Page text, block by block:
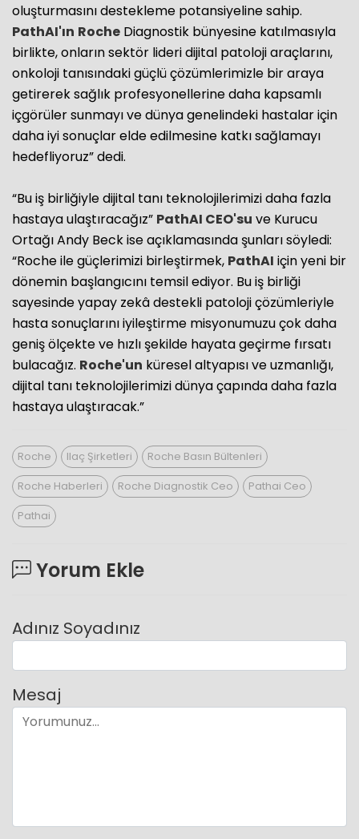
oluşturmasını destekleme potansiyeline sahip.
PathAI'ın Roche Diagnostik bünyesine katılmasıyla
birlikte, onların sektör lideri dijital patoloji araçlarını,
onkoloji tanısındaki güçlü çözümlerimizle bir araya
getirerek sağlık profesyonellerine daha kapsamlı
içgörüler sunmayı ve dünya genelindeki hastalar için
daha iyi sonuçlar elde edilmesine katkı sağlamayı
hedefliyoruz” dedi.
“Bu iş birliğiyle dijital tanı teknolojilerimizi daha fazla
hastaya ulaştıracağız” PathAI CEO'su ve Kurucu
Ortağı Andy Beck ise açıklamasında şunları söyledi:
“Roche ile güçlerimizi birleştirmek, PathAI için yeni bir
dönemin başlangıcını temsil ediyor. Bu iş birliği
sayesinde yapay zekâ destekli patoloji çözümleriyle
hasta sonuçlarını iyileştirme misyonumuzu çok daha
geniş ölçekte ve hızlı şekilde hayata geçirme fırsatı
bulacağız. Roche'un küresel altyapısı ve uzmanlığı,
dijital tanı teknolojilerimizi dünya çapında daha fazla
hastaya ulaştıracak.”
Roche Ilaç Şirketleri
Roche Basın Bültenleri
Roche Haberleri
Roche Diagnostik Ceo
Pathai Ceo
Pathai
Yorum Ekle
Adınız Soyadınız
Mesaj